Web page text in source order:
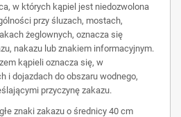
w których kąpiel jest niedozwolona
przy śluzach, mostach,
żeglownych, oznacza się
nakazu lub znakiem informacyjnym.
kąpieli oznacza się, w
i dojazdach do obszaru wodnego,
przyczynę zakazu.
znaki zakazu o średnicy 40 cm